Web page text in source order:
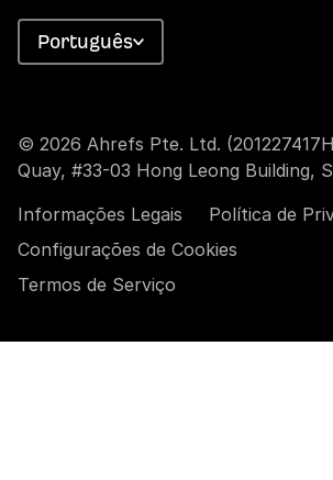
© 2026 Ahrefs Pte. Ltd.
Quay, #33-03 Hong Leong Building,
Informações Legais
Política de
Configurações de Cookies
Termos de Serviço
Português